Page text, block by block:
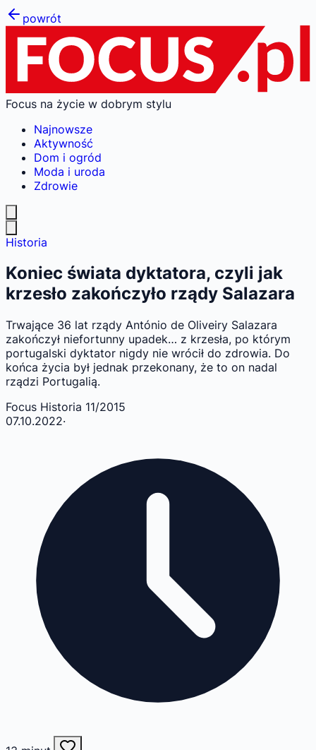
powrót
Focus na życie w dobrym stylu
Najnowsze
Aktywność
Dom i ogród
Moda i uroda
Zdrowie
Historia
Koniec świata dyktatora, czyli jak
krzesło zakończyło rządy Salazara
Trwające 36 lat rządy António de Oliveiry Salazara
zakończył niefortunny upadek… z krzesła, po którym
portugalski dyktator nigdy nie wrócił do zdrowia. Do
końca życia był jednak przekonany, że to on nadal
rządzi Portugalią.
Focus Historia 11/2015
07.10.2022·